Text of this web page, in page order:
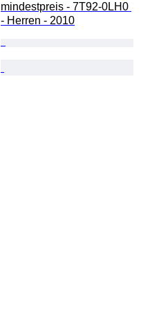
mindestpreis - 7T92-0LH0
- Herren - 2010